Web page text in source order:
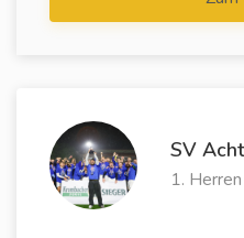
SV
1. Herren